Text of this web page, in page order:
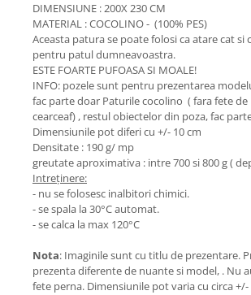
DIMENSIUNE : 200X 230 CM
MATERIAL : COCOLINO - (100% PES)
Aceasta patura se poate folosi ca atare cat si
pentru patul dumneavoastra.
ESTE FOARTE PUFOASA SI MOALE!
INFO: pozele sunt pentru prezentarea
fac parte doar Paturile cocolino ( fara fete de
cearceaf) , restul obiectelor din poza, fac
Dimensiunile pot diferi cu +/- 10 cm
Densitate : 190 g/ mp
greutate aproximativa : intre 700 si 800 g (
Intreținere:
- nu se folosesc inalbitori chimici.
- se spala la 30°C automat.
- se calca la max 120°C
Nota: Imaginile sunt cu titlu de prezentare.
prezenta diferente de nuante si model, . Nu
fete perna. Dimensiunile pot varia cu circa +/-